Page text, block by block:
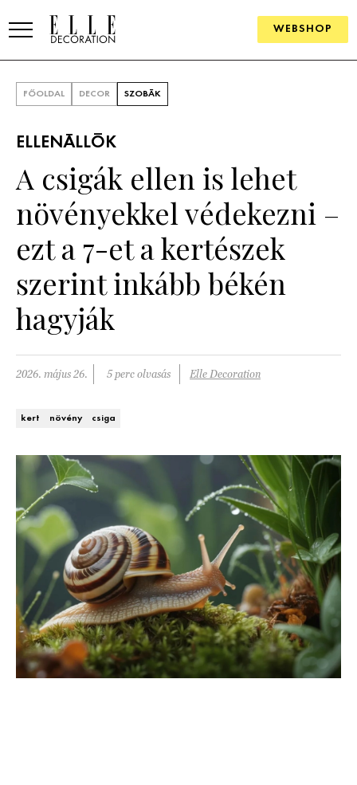
WEBSHOP
SZOBÁK
Konyha
Fürdőszoba
Nappali
Hálószoba
Kert és terasz
ÖTLETEK
Lakások
HÍRLEVÉL
FŐOLDAL DECOR SZOBÁK
ELLENÁLLÓK
A csigák ellen is lehet
növényekkel védekezni –
ezt a 7-et a kertészek
szerint inkább békén
hagyják
2026. május 26. 5 perc olvasás Elle Decoration
kert növény csiga